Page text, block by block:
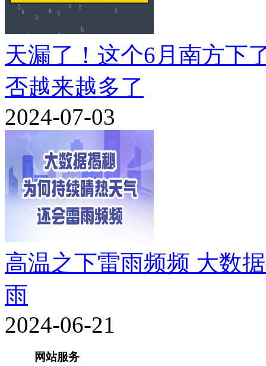
天漏了！这个6月南方下
否越来越多了
2024-07-03
高温之下雷雨频频 大数
雨
2024-06-21
网站服务